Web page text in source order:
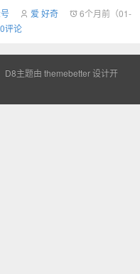
爱 好奇
6个月前（01-
0评论
D8主题由 themebetter设计开